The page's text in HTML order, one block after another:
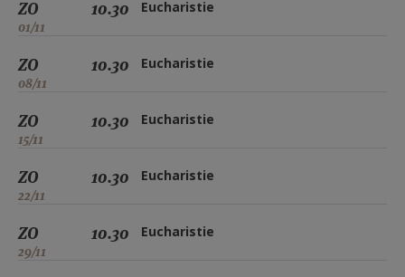
ZO
01/11
10.30 Eucharistie
ZO
08/11
10.30 Eucharistie
ZO
15/11
10.30 Eucharistie
ZO
22/11
10.30 Eucharistie
ZO
29/11
10.30 Eucharistie